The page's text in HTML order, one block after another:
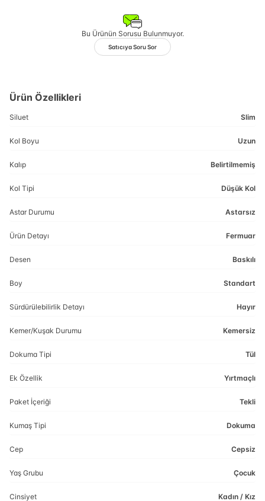
Bu Ürünün Sorusu Bulunmuyor.
Satıcıya Soru Sor
Ürün Özellikleri
Siluet Slim
Kol Boyu Uzun
Kalıp Belirtilmemiş
Kol Tipi Düşük Kol
Astar Durumu Astarsız
Ürün Detayı Fermuar
Desen Baskılı
Boy Standart
Sürdürülebilirlik Detayı Hayır
Kemer/Kuşak Durumu Kemersiz
Dokuma Tipi Tül
Ek Özellik Yırtmaçlı
Paket İçeriği Tekli
Kumaş Tipi Dokuma
Cep Cepsiz
Yaş Grubu Çocuk
Cinsiyet Kadın / Kız